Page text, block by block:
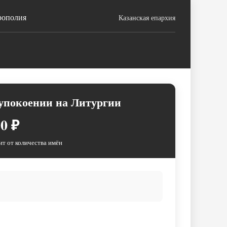
Казанская епархия
на Литургии
₽
от количества имён